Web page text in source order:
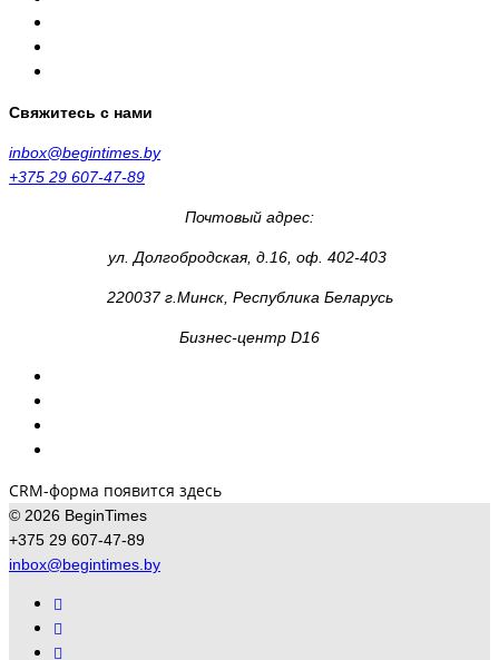
Свяжитесь с нами
inbox@begintimes.by
+375 29 607-47-89
Почтовый адрес:
ул. Долгобродская, д.16, оф. 402-403
220037 г.Минск, Республика Беларусь
Бизнес-центр D16
CRM-форма появится здесь
© 2026 BeginTimes
+375 29 607-47-89
inbox@begintimes.by